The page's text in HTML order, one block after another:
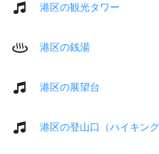
港区の観光タワー
港区の銭湯
港区の展望台
港区の登山口（ハイキング